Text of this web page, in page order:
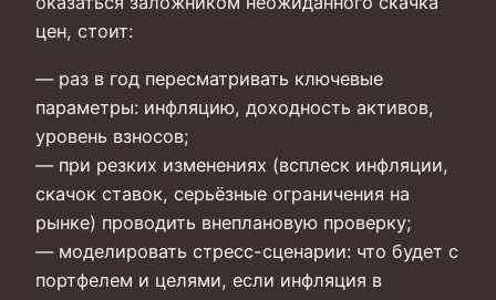
цен, стоит:
— раз в год пересматривать ключевые
параметры: инфляцию, доходность активов,
уровень взносов;
— при резких изменениях (всплеск инфляции,
скачок ставок, серьёзные ограничения на
рынке) проводить внеплановую проверку;
— моделировать стресс-сценарии: что будет с
портфелем и целями, если инфляция в